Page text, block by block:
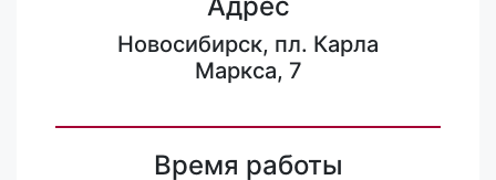
Новосибирск, пл. Карла
Маркса, 7
Время работы